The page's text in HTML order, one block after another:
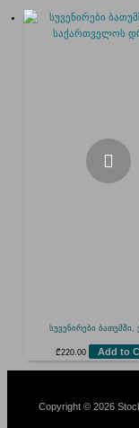
სუვენირები ბათუმში,
₾220.00 Add to
Copyright © 2026